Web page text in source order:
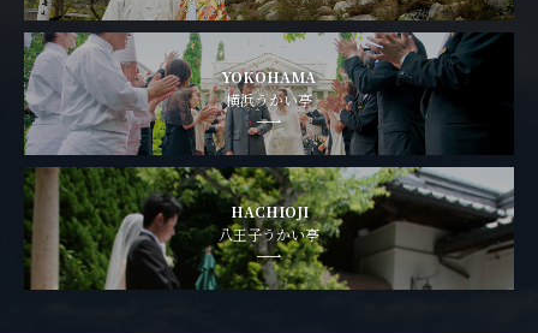
YOKOHAMA
横浜うかい亭
HACHIOJI
八王子うかい亭